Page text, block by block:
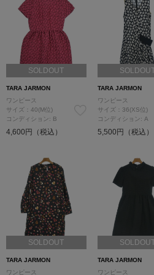
SOLDOUT
TARA JARMON
ワンピース
サイズ：40(M位)
コンディション: B
4,600円（税込）
TARA JARMON
ワンピース
サイズ：36(XS位)
コンディション: A
5,500円（税込）
SOLDOUT
TARA JARMON
ワンピース
TARA JARMON
ワンピース